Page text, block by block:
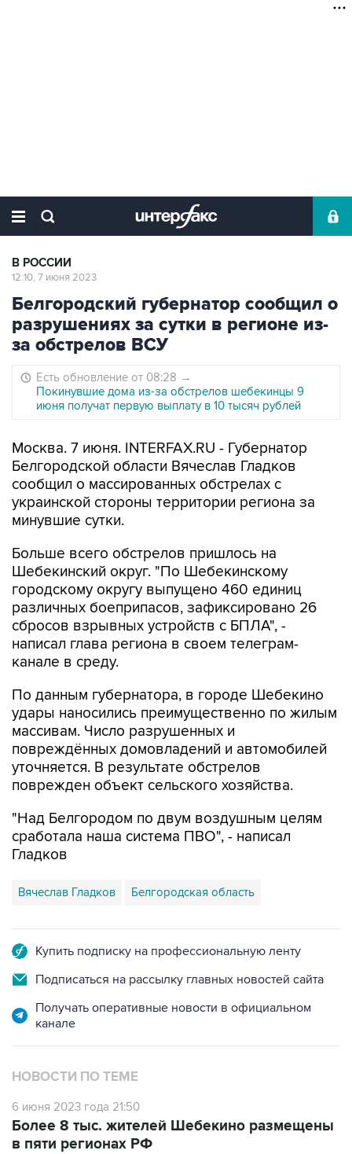
В РОССИИ
12:10, 7 июня 2023
Белгородский губернатор сообщил о
разрушениях за сутки в регионе из-
за обстрелов ВСУ
Есть обновление от 08:28 →
Покинувшие дома из-за обстрелов шебекинцы 9
июня получат первую выплату в 10 тысяч рублей
Москва. 7 июня. INTERFAX.RU - Губернатор
Белгородской области Вячеслав Гладков
сообщил о массированных обстрелах с
украинской стороны территории региона за
минувшие сутки.
Больше всего обстрелов пришлось на
Шебекинский округ. "По Шебекинскому
городскому округу выпущено 460 единиц
различных боеприпасов, зафиксировано 26
сбросов взрывных устройств с БПЛА", -
написал глава региона в своем телеграм-
канале в среду.
По данным губернатора, в городе Шебекино
удары наносились преимущественно по жилым
массивам. Число разрушенных и
повреждённых домовладений и автомобилей
уточняется. В результате обстрелов
поврежден объект сельского хозяйства.
"Над Белгородом по двум воздушным целям
сработала наша система ПВО", - написал
Гладков
Вячеслав Гладков Белгородская область
Купить подписку на профессиональную ленту
Подписаться на рассылку главных новостей сайта
Получать оперативные новости в официальном
канале
НОВОСТИ ПО ТЕМЕ
6 июня 2023 года 21:50
Более 8 тыс. жителей Шебекино размещены
в пяти регионах РФ